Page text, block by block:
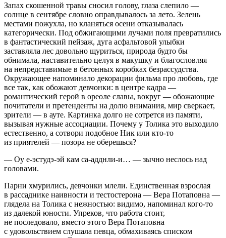
Запах скошенной травы сносил голову, глаза слепило —
солнце в сентябре словно оправдывалось за лето. Зелень
местами пожухла, но кланяться осени отказывалась
категорически. Под обжигающими лучами поля превратились
в фантастический пейзаж, дуга асфальтовой улыбки
заставляла лес довольно щуриться, природа будто бы
обнимала, наставительно целуя в макушку и благословляя
на непредставимые в бетонных коробках безрассудства.
Окружающее напоминало декорации фильма про любовь, где
все так, как обожают девчонки: в центре кадра —
романтический герой в ореоле славы, вокруг — обожающие
почитатели и претенденты на долю внимания, мир сверкает,
зрители — в ауте. Картинка долго не сотрется из памяти,
вызывая нужные ассоциации. Почему у Толика это выходило
естественно, а сотвори подобное Ник или кто-то
из приятелей — позора не оберешься?
— Оу е-эстудэ-эй кам са-адднли-и… — зычно неслось над
головами.
Парни хмурились, девчонки млели. Единственная взрослая
в рассаднике наивности и тестостерона — Вера Потаповна —
глядела на Толика с нежностью: видимо, напоминал кого-то
из далекой юности. Упреков, что работа стоит,
не последовало, вместо этого Вера Потаповна
с удовольствием слушала певца, обмахиваясь списком